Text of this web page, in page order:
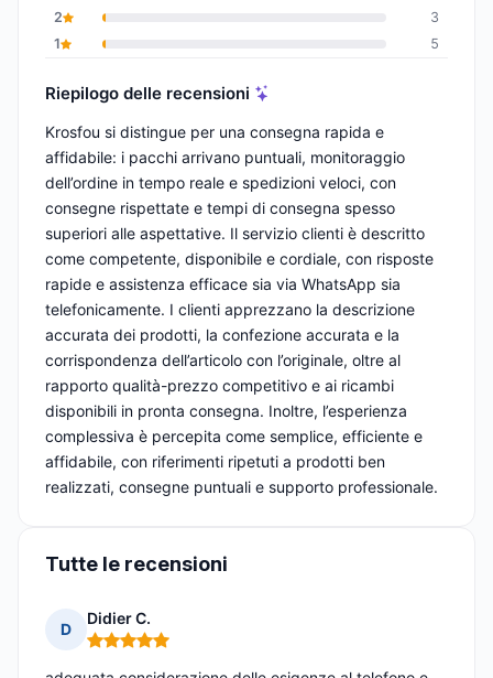
2
3
1
5
Riepilogo delle recensioni
Krosfou si distingue per una consegna rapida e
affidabile: i pacchi arrivano puntuali, monitoraggio
dell’ordine in tempo reale e spedizioni veloci, con
consegne rispettate e tempi di consegna spesso
superiori alle aspettative. Il servizio clienti è descritto
come competente, disponibile e cordiale, con risposte
rapide e assistenza efficace sia via WhatsApp sia
telefonicamente. I clienti apprezzano la descrizione
accurata dei prodotti, la confezione accurata e la
corrispondenza dell’articolo con l’originale, oltre al
rapporto qualità-prezzo competitivo e ai ricambi
disponibili in pronta consegna. Inoltre, l’esperienza
complessiva è percepita come semplice, efficiente e
affidabile, con riferimenti ripetuti a prodotti ben
realizzati, consegne puntuali e supporto professionale.
Tutte le recensioni
D
Didier C.
Nota: 5 su 5